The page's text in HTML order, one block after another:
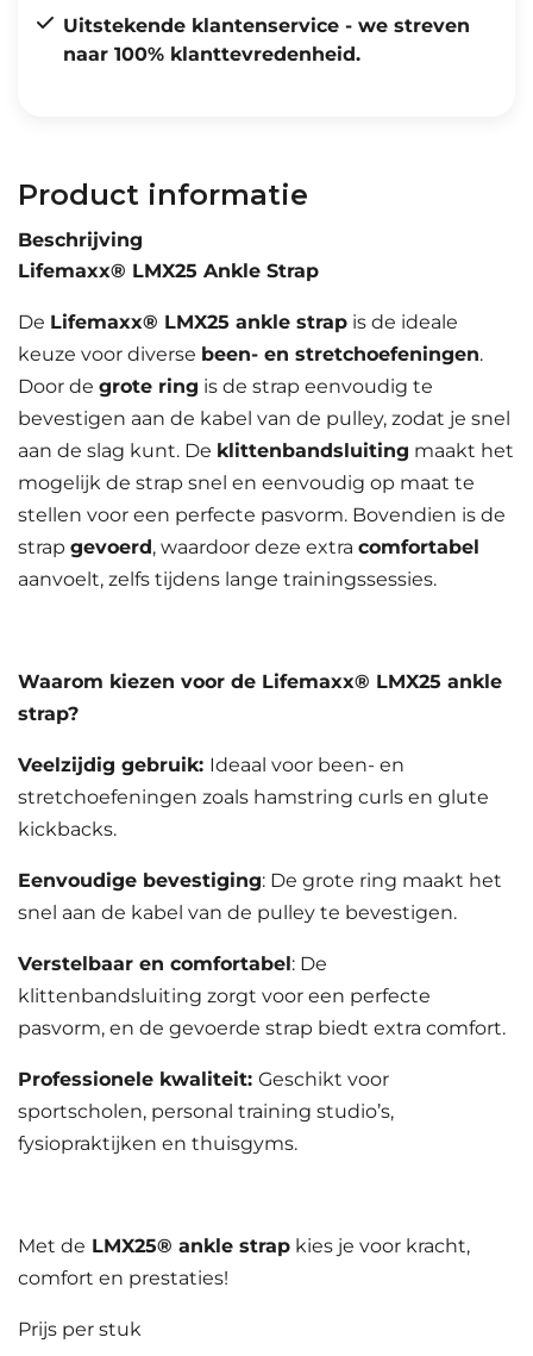
Uitstekende klantenservice - we streven
naar 100% klanttevredenheid.
Product informatie
Beschrijving
Lifemaxx® LMX25 Ankle Strap
De Lifemaxx® LMX25 ankle strap is de ideale
keuze voor diverse been- en stretchoefeningen.
Door de grote ring is de strap eenvoudig te
bevestigen aan de kabel van de pulley, zodat je snel
aan de slag kunt. De klittenbandsluiting maakt het
mogelijk de strap snel en eenvoudig op maat te
stellen voor een perfecte pasvorm. Bovendien is de
strap gevoerd, waardoor deze extra comfortabel
aanvoelt, zelfs tijdens lange trainingssessies.
Waarom kiezen voor de Lifemaxx® LMX25 ankle
strap?
Veelzijdig gebruik: Ideaal voor been- en
stretchoefeningen zoals hamstring curls en glute
kickbacks.
Eenvoudige bevestiging: De grote ring maakt het
snel aan de kabel van de pulley te bevestigen.
Verstelbaar en comfortabel: De
klittenbandsluiting zorgt voor een perfecte
pasvorm, en de gevoerde strap biedt extra comfort.
Professionele kwaliteit: Geschikt voor
sportscholen, personal training studio’s,
fysiopraktijken en thuisgyms.
Met de LMX25® ankle strap kies je voor kracht,
comfort en prestaties!
Prijs per stuk